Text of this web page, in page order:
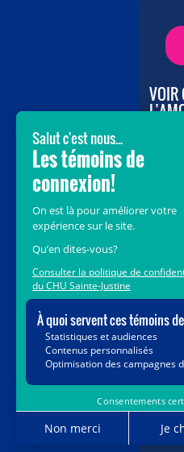
VOIR
Voir
pour
pour
Merci
Vous
par la
sans